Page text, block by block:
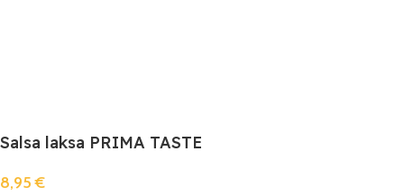
Salsa laksa PRIMA TASTE
8,95€